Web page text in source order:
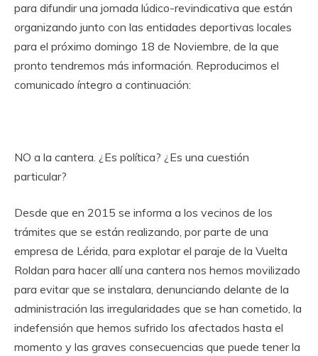
para difundir una jornada lúdico-revindicativa que están
organizando junto con las entidades deportivas locales
para el próximo domingo 18 de Noviembre, de la que
pronto tendremos más información. Reproducimos el
comunicado íntegro a continuación:
NO a la cantera. ¿Es política? ¿Es una cuestión
particular?
Desde que en 2015 se informa a los vecinos de los
trámites que se están realizando, por parte de una
empresa de Lérida, para explotar el paraje de la Vuelta
Roldan para hacer allí una cantera nos hemos movilizado
para evitar que se instalara, denunciando delante de la
administración las irregularidades que se han cometido, la
indefensión que hemos sufrido los afectados hasta el
momento y las graves consecuencias que puede tener la